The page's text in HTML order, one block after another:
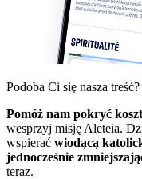
Podoba Ci się nasza treść?
Pomóż nam pokryć
wesprzyj misję Aleteia.
wspierać wiodącą
jednocześnie
teraz.